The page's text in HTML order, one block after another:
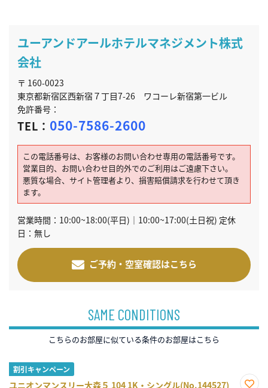
ユーアンドアールホテルマネジメント株式
会社
〒 160-0023
東京都新宿区西新宿７丁目7-26 ワコーレ新宿第一ビル
免許番号：
TEL： 050-7586-2600
この電話番号は、お客様のお問い合わせ専用の電話番号です。
営業目的、お問い合わせ目的外でのご利用はご遠慮下さい。
悪質な場合、サイト管理者より、損害賠償請求を行わせて頂き
ます。
営業時間：10:00~18:00(平日)｜10:00~17:00(土日祝) 定休
日：無し
ご予約・空室確認はこちら
SAME CONDITIONS
こちらのお部屋に似ている条件のお部屋はこちら
割引キャンペーン
ユニオンマンスリー大森５ 104 1K・シングル(No.144527)